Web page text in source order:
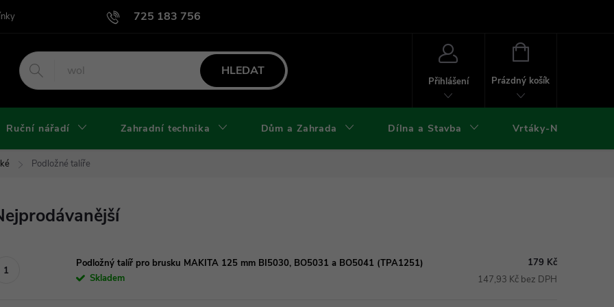
725 183 756
Podmínky užití webu Podmínky ochrany osobních údajů a cookies
HLEDAT
Přihlášení
NÁKUPNÍ
Prázdný košík
Ruční nářadí Zahradní technika Dům a Zahrada Dílna a Stavba Vrtáky-Nástroje
Podložné talíře
Podložný talíř pro brusku MAKITA 125 mm BI5030, BO5031 a BO5041 (TPA1251)
Skladem
179 Kč
147,93 Kč bez DPH